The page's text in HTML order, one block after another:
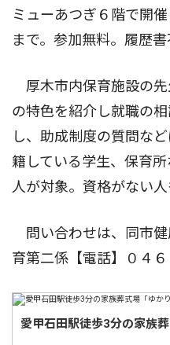
ミューあつぎ６階で開
まで。参加無料。履歴書
厚木市内保育施設の先
の特色を紹介し就職の
し、助成制度の質問な
籍している学生、保育
人が対象。資格がない人
問い合わせは、同市
育第二係【電話】０４
愛甲石田駅徒歩3分の家族葬